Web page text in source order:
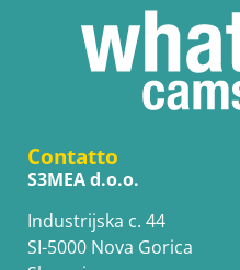
Contatto
S3MEA d.o.o.
Industrijska c. 44
SI-5000 Nova Gorica